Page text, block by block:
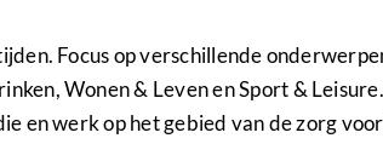
Focus op verschillende
Wonen & Leven en Sport &
en werk op het gebied van de zorg